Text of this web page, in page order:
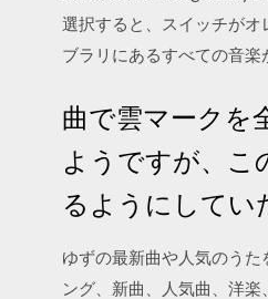
選択すると、スイッチが
ブラリにあるすべての音楽
曲で雲マークを
ようですが、こ
るようにしてい
ゆずの最新曲や人気のう
ング、新曲、人気曲、洋